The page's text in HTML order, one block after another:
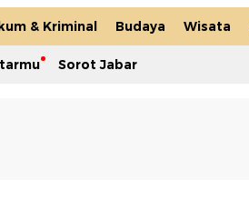
& Kriminal Budaya Wisata
Sorot Jabar